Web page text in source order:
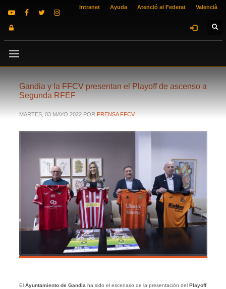
Intranet Ayuda Atenció al Federat Valencià
Gandia y la FFCV presentan el Playoff de ascenso a
Segunda RFEF
MARTES, 03 MAYO 2022 POR PRENSA FFCV
El Ayuntamiento de Gandia ha sido el escenario de la presentación del Playoff